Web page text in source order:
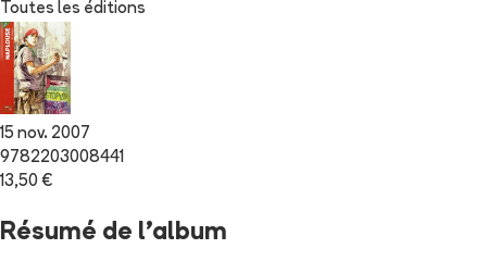
Toutes les éditions
15 nov. 2007
9782203008441
13,50 €
Résumé de l'album